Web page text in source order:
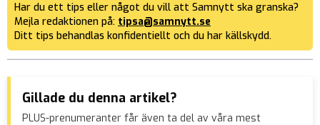
Har du ett tips eller något du vill att Samnytt ska granska?
Mejla redaktionen på: tipsa@samnytt.se
Ditt tips behandlas konfidentiellt och du har källskydd.
Gillade du denna artikel?
PLUS-prenumeranter får även ta del av våra mest